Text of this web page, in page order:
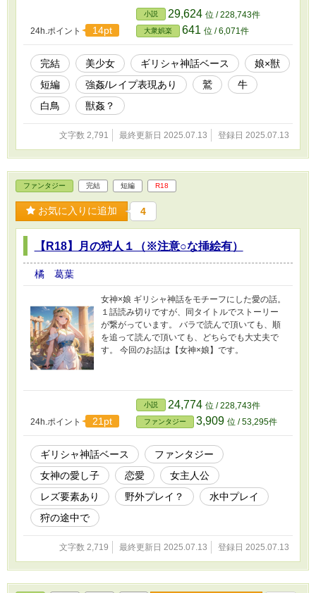
24h.ポイント 14pt
小説 29,624 位 / 228,743件
大衆娯楽 641 位 / 6,071件
完結 美少女 ギリシャ神話ベース
娘×獣
短編
強姦/レイプ表現あり 鷲
牛
白鳥
獣姦？
文字数 2,791 最終更新日 2025.07.13 登録日 2025.07.13
ファンタジー 完結 短編 R18
お気に入りに追加 4
【R18】月の狩人１（※注意○な挿絵有）
橘 葛葉
女神×娘 ギリシャ神話をモチーフにした愛の話。
１話読み切りですが、同タイトルでストーリー
が繋がっています。 バラで読んで頂いても、順
を追って読んで頂いても、どちらでも大丈夫で
す。 今回のお話は【女神×娘】です。
24h.ポイント 21pt
小説 24,774 位 / 228,743件
ファンタジー 3,909 位 / 53,295件
ギリシャ神話ベース
ファンタジー
女神の愛し子
恋愛
女主人公
レズ要素あり
野外プレイ？
水中プレイ
狩の途中で
文字数 2,719 最終更新日 2025.07.13 登録日 2025.07.13